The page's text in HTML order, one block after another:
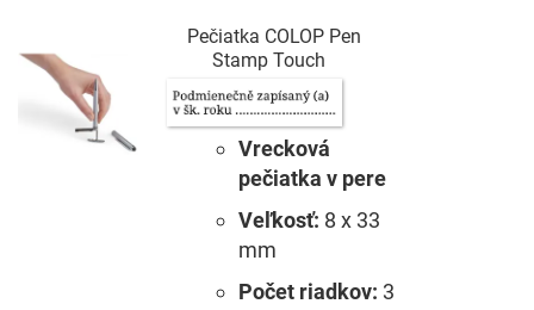
Pečiatka COLOP Pen
Stamp Touch
Vrecková
pečiatka v pere
Veľkosť: 8 x 33
mm
Počet riadkov: 3